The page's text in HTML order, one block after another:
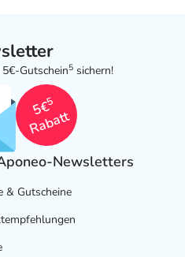
Gutschein5 sichern!
5€
5
Rabatt
Newsletters
& Gutscheine